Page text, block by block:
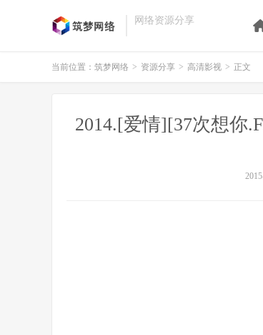
网络资源分享
当前位置： 筑梦网络 > 资源分享 > 高清影视 > 正文
2014.[爱情][37次想你